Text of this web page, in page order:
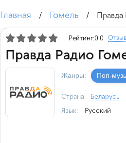
Главная / Гомель / Правда
Рейтинг:0.0
Правда Радио
Жанры: Поп-
Страна:
Беларусь
Язык:
Русский